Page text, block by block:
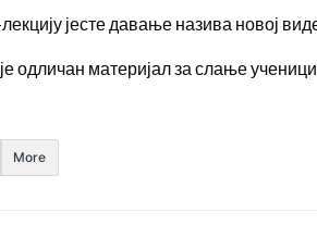
јесте давање назива новој
одличан материјал за слање
More